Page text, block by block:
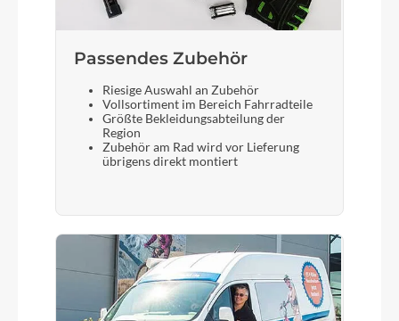
Sattel
Gabel
Suntour NVX30 NLO DS, 75 mm
Vorderreifen
Schwalbe Energizer Plus Tour, Greenguard,
Reflex-Streifen, 55-622 Schlauch: Schwalbe AV19
Passendes Zubehör
Riesige Auswahl an Zubehör
Vollsortiment im Bereich Fahrradteile
Größte Bekleidungsabteilung der
Region
Zubehör am Rad wird vor Lieferung
übrigens direkt montiert